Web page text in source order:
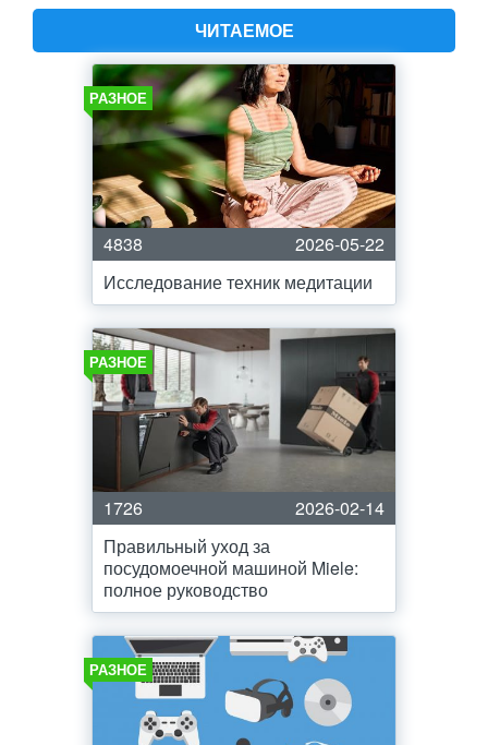
ЧИТАЕМОЕ
РАЗНОЕ
4838
2026-05-22
Исследование техник медитации
РАЗНОЕ
1726
2026-02-14
Правильный уход за
посудомоечной машиной Miele:
полное руководство
РАЗНОЕ